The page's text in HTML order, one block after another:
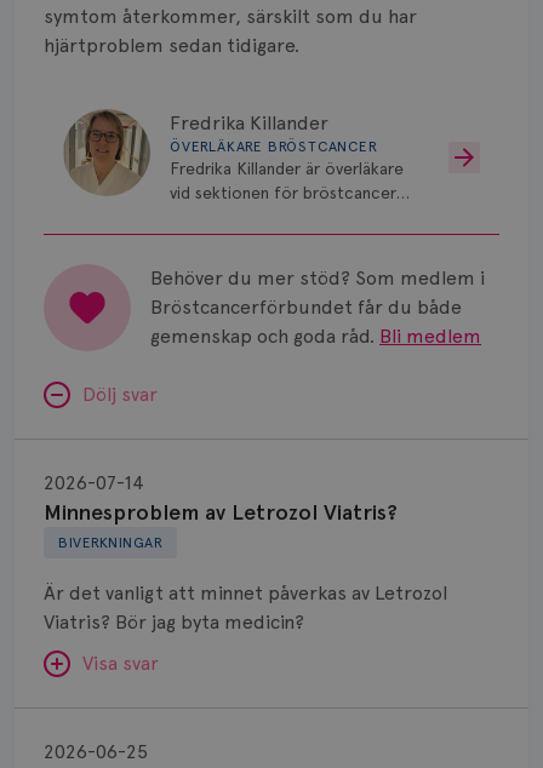
symtom återkommer, särskilt som du har
hjärtproblem sedan tidigare.
Fredrika Killander
ÖVERLÄKARE BRÖSTCANCER
Fredrika Killander är överläkare
vid sektionen för bröstcancer
Malmö/Lund.
Behöver du mer stöd? Som medlem i
Bröstcancerförbundet får du både
gemenskap och goda råd. Bli medlem
Dölj svar
BIVERKNINGAR
Minnesproblem av Letrozol Viatris?
2026-07-14
Är det vanligt att minnet påverkas av Letrozol
Viatris? Bör jag byta medicin?
Visa svar
SVAR:
Letrozol
Viatris?
2026-06-25
kring